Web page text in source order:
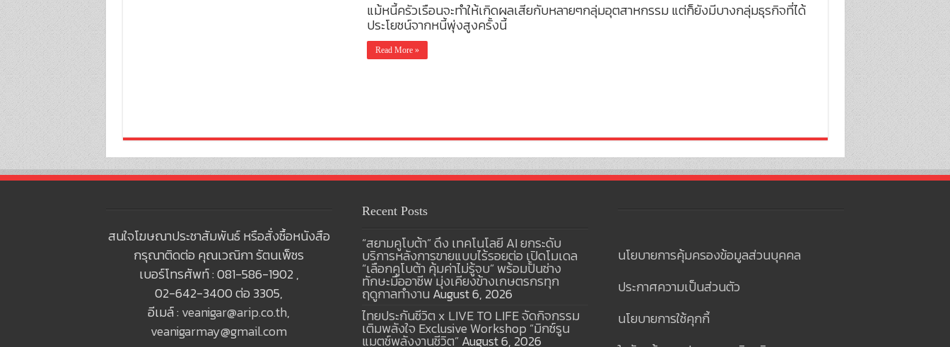
แม้หนี้ครัวเรือนจะทำให้เกิดผลเสียกับหลายๆกลุ่มอุตสาหกรรม แต่ก็ยังมีบางกลุ่มธุรกิจที่ได้
ประโยชน์จากหนี้พุ่งสูงครั้งนี้
Read More »
สนใจโฆษณาประชาสัมพันธ์ หรือสั่งซื้อหนังสือ
กรุณาติดต่อ คุณเวณิกา รัตนเพ็ชร
เบอร์โทรศัพท์ : 081-586-1902 ,
02-642-3400 ต่อ 3305,
อีเมล์ : veanigar@arip.co.th,
veanigarmay@gmail.com
Recent Posts
“สยามคูโบต้า” ดึง เทคโนโลยี AI ยกระดับ
บริการหลังการขายแบบไร้รอยต่อ เปิดโมเดล
“เลือกคูโบต้า คุ้มค่าไม่รู้จบ” พร้อมปั้นช่าง
ทักษะมืออาชีพ มุ่งเคียงข้างเกษตรกรทุก
ฤดูกาลทำงาน August 6, 2026
ไทยประกันชีวิต x LIVE TO LIFE จัดกิจกรรม
เติมพลังใจ Exclusive Workshop “มิกซ์รูน
แมตช์พลังงานชีวิต”August 6, 2026
นโยบายการคุ้มครองข้อมูลส่วนบุคคล
ประกาศความเป็นส่วนตัว
นโยบายการใช้คุกกี้